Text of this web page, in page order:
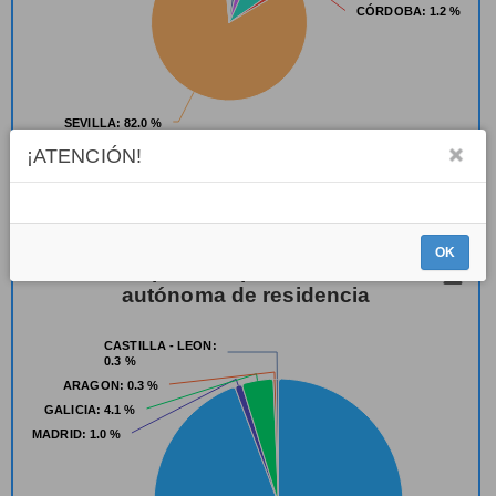
CÓRDOBA: 1.2 %
CÓRDOBA: 1.2 %
SEVILLA: 82.0 %
SEVILLA: 82.0 %
autónoma de residencia
MADRID: 1.0 %
MADRID: 1.0 %
GALICIA: 4.1 %
GALICIA: 4.1 %
ARAGON: 0.3 %
ARAGON: 0.3 %
CASTILLA - LEON:
0.3 %
CASTILLA - LEON:
0.3 %
¡ATENCIÓN!
OK